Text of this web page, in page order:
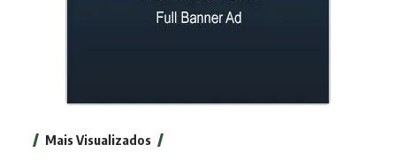
Mais Visualizados